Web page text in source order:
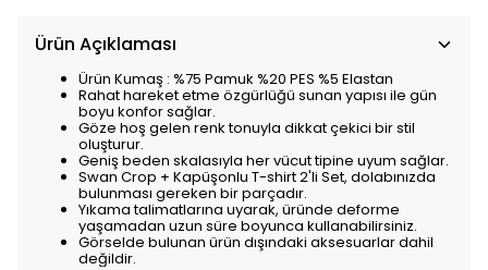
Ürün Açıklaması
Ürün Kumaş : %75 Pamuk %20 PES %5 Elastan
Rahat hareket etme özgürlüğü sunan yapısı ile gün
boyu konfor sağlar.
Göze hoş gelen renk tonuyla dikkat çekici bir stil
oluşturur.
Geniş beden skalasıyla her vücut tipine uyum sağlar.
Swan Crop + Kapüşonlu T-shirt 2'li Set, dolabınızda
bulunması gereken bir parçadır.
Yıkama talimatlarına uyarak, üründe deforme
yaşamadan uzun süre boyunca kullanabilirsiniz.
Görselde bulunan ürün dışındaki aksesuarlar dahil
değildir.